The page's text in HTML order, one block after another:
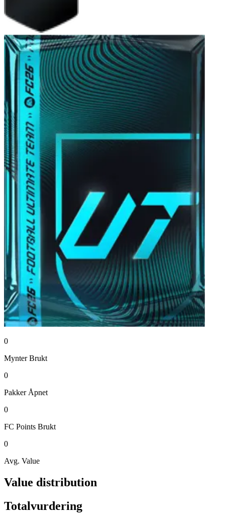
0
Mynter Brukt
0
Pakker Åpnet
0
FC Points Brukt
0
Avg. Value
Value distribution
Totalvurdering